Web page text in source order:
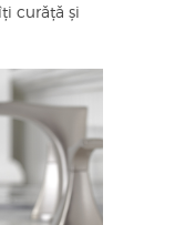
curăță și